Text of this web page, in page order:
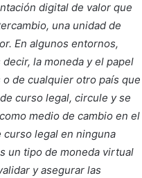
digital de valor que
una unidad de
En algunos entornos,
la moneda y el papel
de cualquier otro país que
curso legal, circule y se
medio de cambio en el
legal en ninguna
un tipo de moneda virtual
y asegurar las